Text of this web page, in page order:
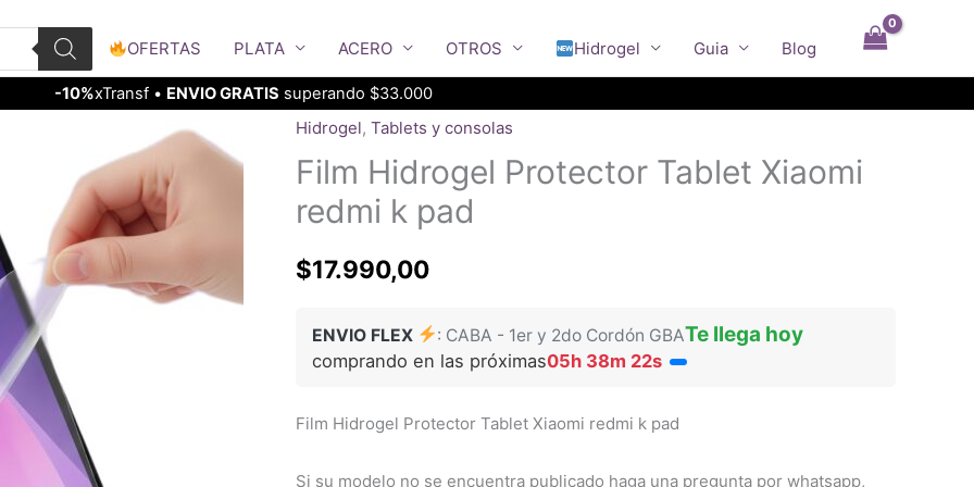
OFERTAS PLATA ACERO OTROS Hidrogel Guia Blog
-10%xTransf • ENVIO GRATIS superando $33.000
Hidrogel, Tablets y consolas
Film Hidrogel Protector Tablet Xiaomi
redmi k pad
$17.990,00
ENVIO FLEX : CABA - 1er y 2do Cordón GBATe llega hoy
comprando en las próximas05h 38m 22s
Film Hidrogel Protector Tablet Xiaomi redmi k pad
Si su modelo no se encuentra publicado haga una pregunta por whatsapp,